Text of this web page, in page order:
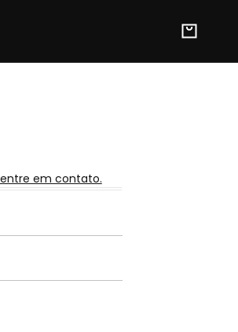
em contato.